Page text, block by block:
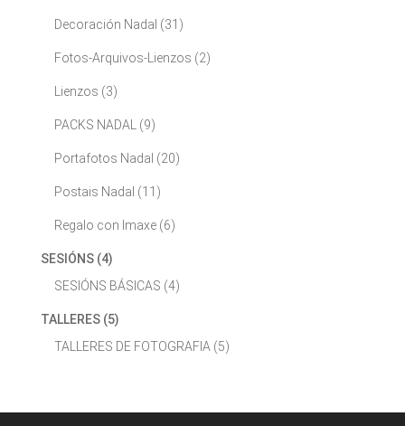
Decoración Nadal (31)
Fotos-Arquivos-Lienzos (2)
Lienzos (3)
PACKS NADAL (9)
Portafotos Nadal (20)
Postais Nadal (11)
Regalo con Imaxe (6)
SESIÓNS (4)
SESIÓNS BÁSICAS (4)
TALLERES (5)
TALLERES DE FOTOGRAFIA (5)